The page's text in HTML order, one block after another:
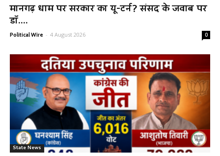
मानगढ़ धाम पर सरकार का यू-टर्न? संसद के जवाब पर
डॉ....
Political Wire - 4 August 2026 0
State News